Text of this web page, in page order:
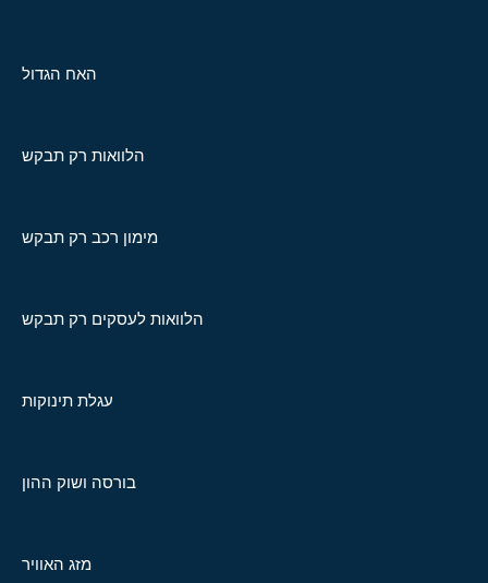
האח הגדול
הלוואות רק תבקש
מימון רכב רק תבקש
הלוואות לעסקים רק תבקש
עגלת תינוקות
בורסה ושוק ההון
מזג האוויר